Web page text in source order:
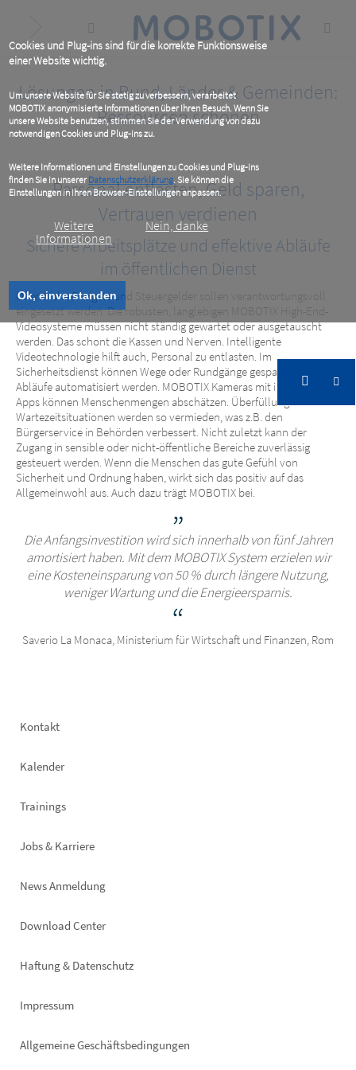
Cookies und Plug-ins sind für die korrekte Funktionsweise
einer Website wichtig.
Um unsere Website für Sie stetig zu verbessern, verarbeitet
MOBOTIX anonymisierte Informationen über Ihren Besuch. Wenn Sie
unsere Website benutzen, stimmen Sie der Verwendung von dazu
notwendigen Cookies und Plug-ins zu.
Weitere Informationen und Einstellungen zu Cookies und Plug-ins
finden Sie in unsererDatenschutzerklärung. Sie können die
Einstellungen in Ihren Browser-Einstellungen anpassen.
Weitere
Informationen
Nein, danke
Ok, einverstanden
content
Lösungen in Bund, Länder & Gemeinden:
Ressourcen schonen
Personal entlasten, Geld sparen,
Vertrauen verdienen
Sichere Arbeitsplätze und effektive Abläufe
im öffentlichen Dienst
Öffentliche Budgets und Steuergelder sollen verantwortungsvoll
eingesetzt werden. Die robusten, langlebigen MOBOTIX High-End-
Videosysteme müssen nicht ständig gewartet oder ausgetauscht
werden. Das schont die Kassen und Nerven. Intelligente
Videotechnologie hilft auch, Personal zu entlasten. Im
Sicherheitsdienst können Wege oder Rundgänge gespart und
Abläufe automatisiert werden. MOBOTIX Kameras mit intelligenten
Apps können Menschenmengen abschätzen. Überfüllungs- und
Wartezeitsituationen werden so vermieden, was z.B. den
Bürgerservice in Behörden verbessert. Nicht zuletzt kann der
Zugang in sensible oder nicht-öffentliche Bereiche zuverlässig
gesteuert werden. Wenn die Menschen das gute Gefühl von
Sicherheit und Ordnung haben, wirkt sich das positiv auf das
Allgemeinwohl aus. Auch dazu trägt MOBOTIX bei.
Die Anfangsinvestition wird sich innerhalb von fünf Jahren
amortisiert haben. Mit dem MOBOTIX System erzielen wir
eine Kosteneinsparung von 50 % durch längere Nutzung,
weniger Wartung und die Energieersparnis.
Saverio La Monaca, Ministerium für Wirtschaft und Finanzen, Rom
Footer
Kontakt
Kalender
Trainings
Jobs & Karriere
News Anmeldung
Footer
Download Center
Haftung & Datenschutz
Impressum
Allgemeine Geschäftsbedingungen